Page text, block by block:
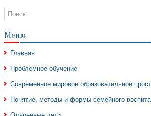
Меню
Главная
Проблемное обучение
Современное мировое образовательное
Понятие, методы и формы семейного